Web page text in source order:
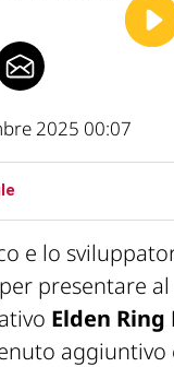
2025 00:07
e lo
presentare
Elden
aggiuntivo